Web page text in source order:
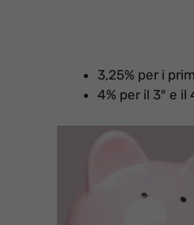
3,25% per i
4% per il 3° e il